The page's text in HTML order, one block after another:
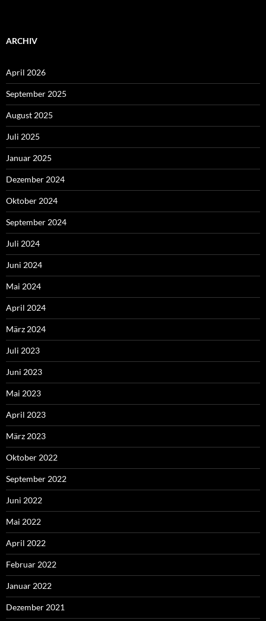
ARCHIV
April 2026
September 2025
August 2025
Juli 2025
Januar 2025
Dezember 2024
Oktober 2024
September 2024
Juli 2024
Juni 2024
Mai 2024
April 2024
März 2024
Juli 2023
Juni 2023
Mai 2023
April 2023
März 2023
Oktober 2022
September 2022
Juni 2022
Mai 2022
April 2022
Februar 2022
Januar 2022
Dezember 2021